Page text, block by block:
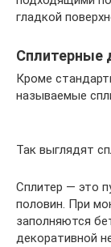
гладкой
Сплитерные
Кроме
называемые
Так выглядят
Сплитер — это
половин. При
заполняются
декоративной